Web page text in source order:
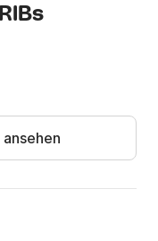
dass es sehr
Gelegenheit, auf
600 zu segeln